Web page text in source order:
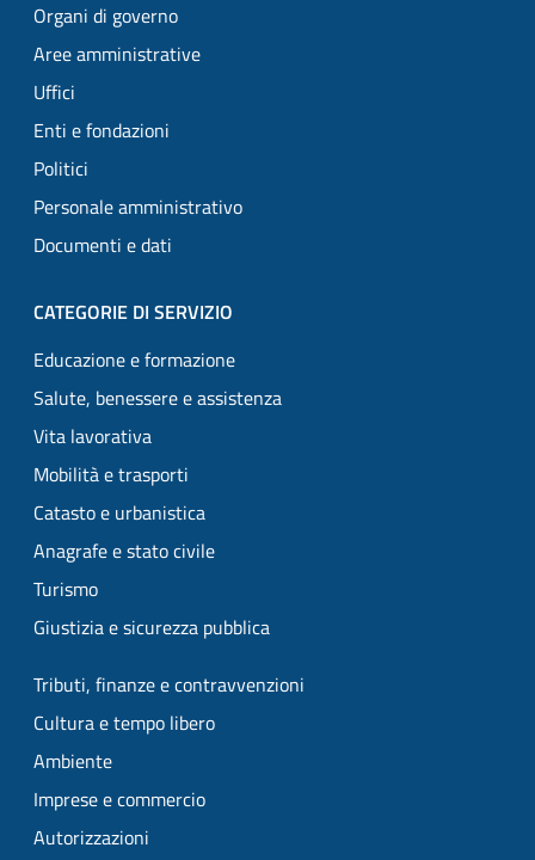
Organi di governo
Aree amministrative
Uffici
Enti e fondazioni
Politici
Personale amministrativo
Documenti e dati
CATEGORIE DI SERVIZIO
Educazione e formazione
Salute, benessere e assistenza
Vita lavorativa
Mobilità e trasporti
Catasto e urbanistica
Anagrafe e stato civile
Turismo
Giustizia e sicurezza pubblica
Tributi, finanze e contravvenzioni
Cultura e tempo libero
Ambiente
Imprese e commercio
Autorizzazioni